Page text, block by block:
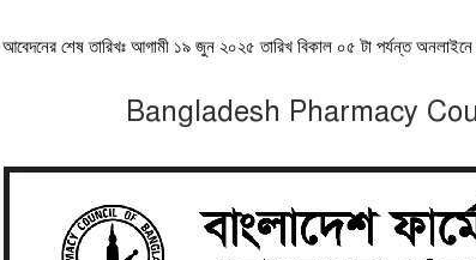
আবেদনের শেষ তারিখঃ আগামী ১৯ জুন ২০২৫ তারিখ বিকাল ০৫ টা পর্যন্ত
Bangladesh Pharmacy